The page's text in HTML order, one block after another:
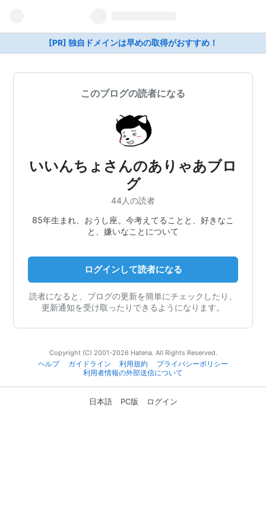
[PR] 独自ドメインは早めの取得がおすすめ！
このブログの読者になる
いいんちょさんのありゃあブロ
グ
44人の読者
85年生まれ、おうし座。今考えてることと、好きなこ
と、嫌いなことについて
ログインして読者になる
読者になると、ブログの更新を簡単にチェックしたり、
更新通知を受け取ったりできるようになります。
Copyright (C) 2001-2026 Hatena. All Rights Reserved.
ヘルプ
ガイドライン 利用規約
プライバシーポリシー
利用者情報の外部送信について
日本語 PC版 ログイン